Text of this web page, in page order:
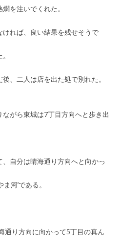
を注いでくれた。
ければ、良い結果を残せそうで
、二人は店を出た処で別れた。
がら東城は7丁目方向へと歩き出
、自分は晴海通り方向へと向かっ
河’である。
通り方向に向かって5丁目の真ん